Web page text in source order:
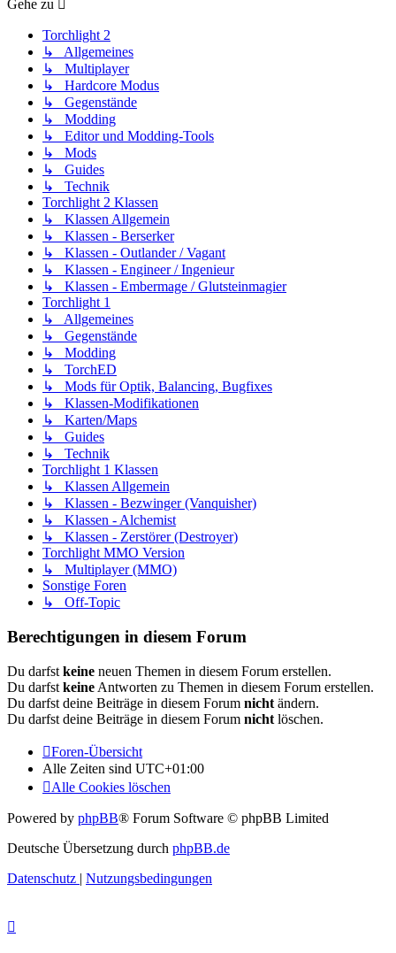
Gehe zu
Torchlight 2
↳ Allgemeines
↳ Multiplayer
↳ Hardcore Modus
↳ Gegenstände
↳ Modding
↳ Editor und Modding-Tools
↳ Mods
↳ Guides
↳ Technik
Torchlight 2 Klassen
↳ Klassen Allgemein
↳ Klassen - Berserker
↳ Klassen - Outlander / Vagant
↳ Klassen - Engineer / Ingenieur
↳ Klassen - Embermage / Glutsteinmagier
Torchlight 1
↳ Allgemeines
↳ Gegenstände
↳ Modding
↳ TorchED
↳ Mods für Optik, Balancing, Bugfixes
↳ Klassen-Modifikationen
↳ Karten/Maps
↳ Guides
↳ Technik
Torchlight 1 Klassen
↳ Klassen Allgemein
↳ Klassen - Bezwinger (Vanquisher)
↳ Klassen - Alchemist
↳ Klassen - Zerstörer (Destroyer)
Torchlight MMO Version
↳ Multiplayer (MMO)
Sonstige Foren
↳ Off-Topic
Berechtigungen in diesem Forum
Du darfst keine neuen Themen in diesem Forum erstellen.
Du darfst keine Antworten zu Themen in diesem Forum erstellen.
Du darfst deine Beiträge in diesem Forum nicht ändern.
Du darfst deine Beiträge in diesem Forum nicht löschen.
Foren-Übersicht
Alle Zeiten sind UTC+01:00
Alle Cookies löschen
Powered by phpBB® Forum Software © phpBB Limited
Deutsche Übersetzung durch phpBB.de
Datenschutz | Nutzungsbedingungen